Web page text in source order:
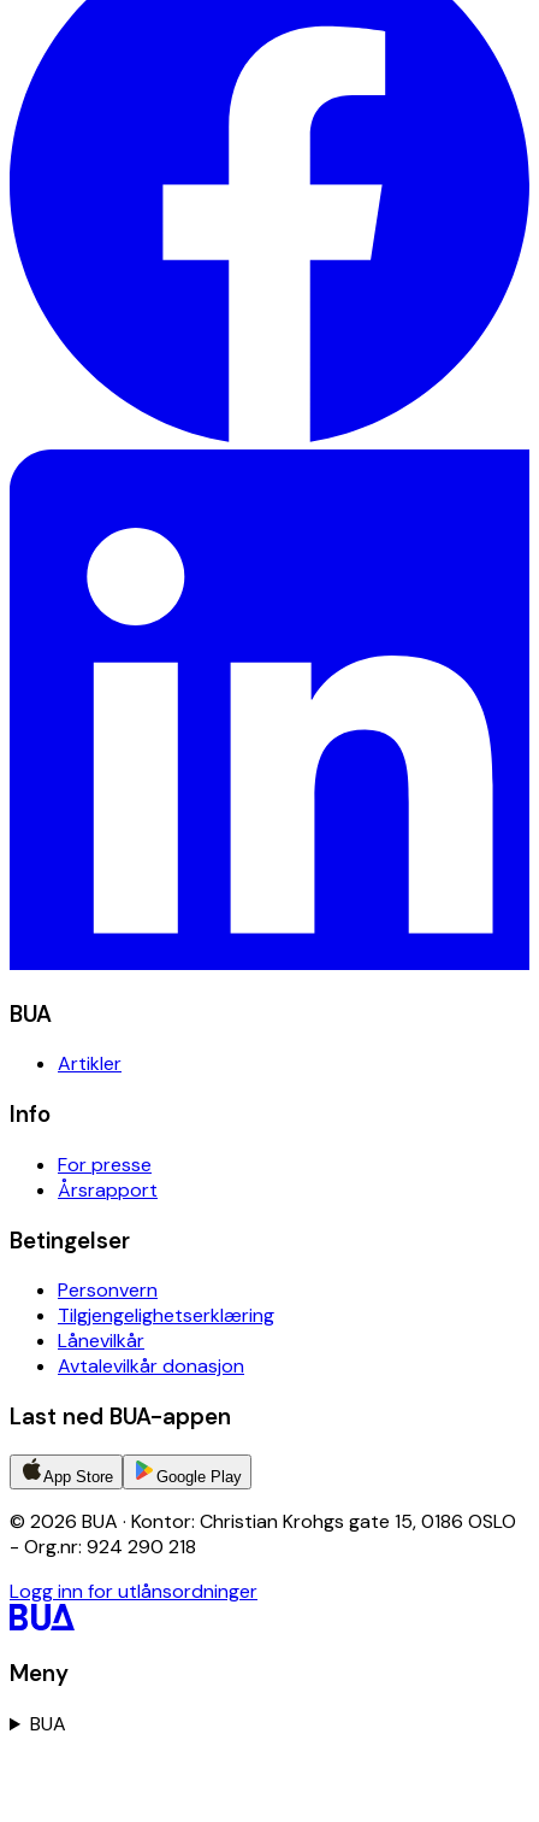
BUA
Artikler
Info
For presse
Årsrapport
Betingelser
Personvern
Tilgjengelighetserklæring
Lånevilkår
Avtalevilkår donasjon
Last ned BUA-appen
App Store Google Play
© 2026 BUA · Kontor: Christian Krohgs gate 15, 0186 OSLO
- Org.nr: 924 290 218
Logg inn for utlånsordninger
Meny
BUA